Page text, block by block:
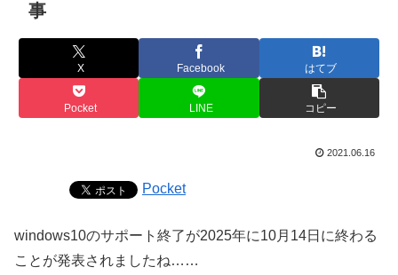
事
X Facebook はてブ
Pocket LINE コピー
2021.06.16
Pocket
windows10のサポート終了が2025年に10月14日に終わる
ことが発表されましたね……